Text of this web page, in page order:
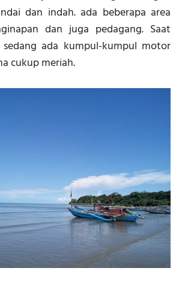
dan indah. ada beberapa area
dan juga pedagang. Saat
ada kumpul-kumpul motor
cukup meriah.